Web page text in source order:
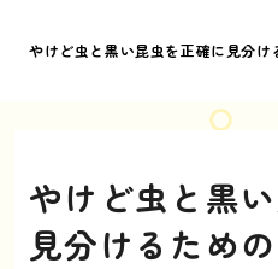
やけど虫と黒い昆虫を正確に見分け
やけど虫と黒
見分けるため